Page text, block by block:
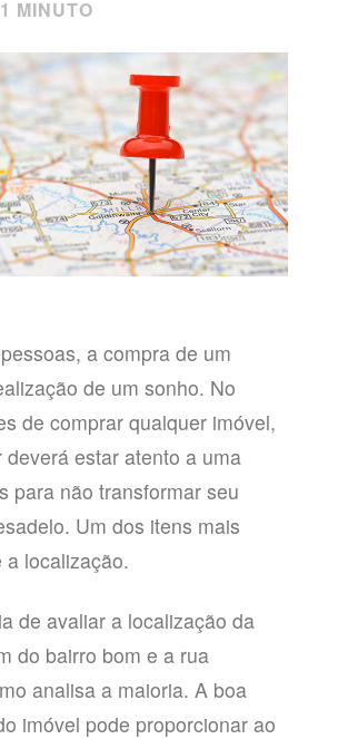
MINUTO
a compra de um
de um sonho. No
de comprar qualquer imóvel,
deverá estar atento a uma
para não transformar seu
Um dos itens mais
localização.
de avaliar a localização da
do bairro bom e a rua
analisa a maioria. A boa
imóvel pode proporcionar ao